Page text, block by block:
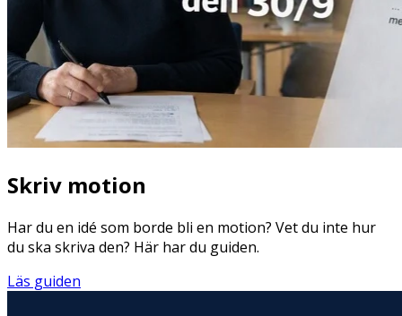
Skriv motion
Har du en idé som borde bli en motion? Vet du inte hur
du ska skriva den? Här har du guiden.
Läs guiden